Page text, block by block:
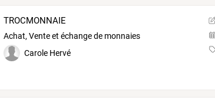
TROCMONNAIE
Achat, Vente et échange de monnaies
Carole Hervé